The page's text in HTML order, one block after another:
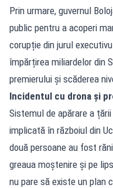
Prin urmare, guvernul
public pentru a acoperi
corupție din jurul
împărțirea miliardelor din
premierului și scăderea
Incidentul cu drona și
Sistemul de apărare a
implicată în războiul din
două persoane au fost
greaua moștenire și pe
nu pare să existe un plan